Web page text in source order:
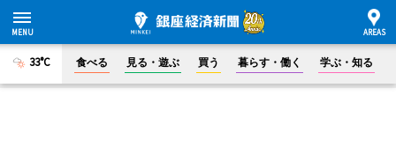
33°C 食べる 見る・遊ぶ 買う 暮らす・働く 学ぶ・知る